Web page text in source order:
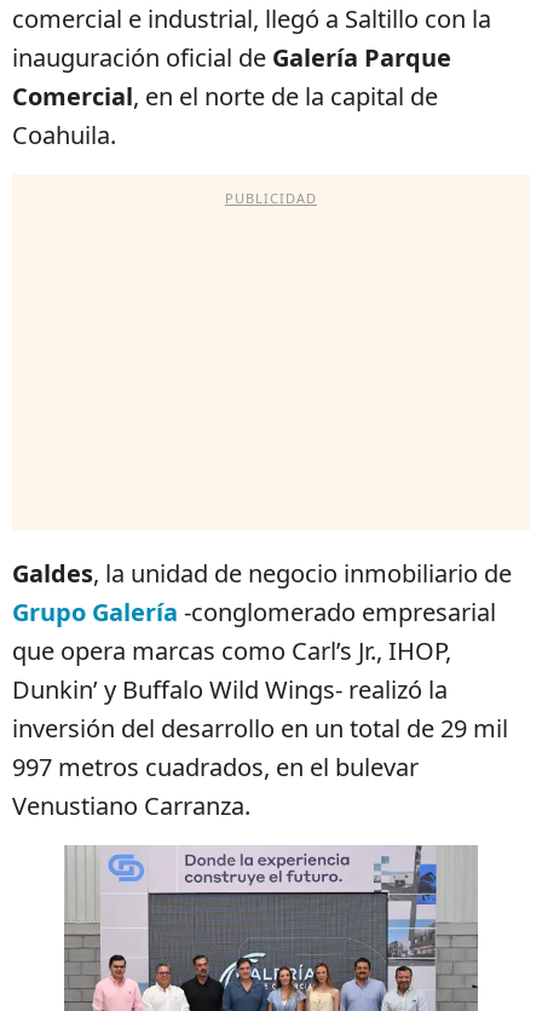
comercial e industrial, llegó a Saltillo con la
inauguración oficial de Galería Parque
Comercial, en el norte de la capital de
Coahuila.
PUBLICIDAD
Galdes, la unidad de negocio inmobiliario de
Grupo Galería -conglomerado empresarial
que opera marcas como Carl’s Jr., IHOP,
Dunkin’ y Buffalo Wild Wings- realizó la
inversión del desarrollo en un total de 29 mil
997 metros cuadrados, en el bulevar
Venustiano Carranza.